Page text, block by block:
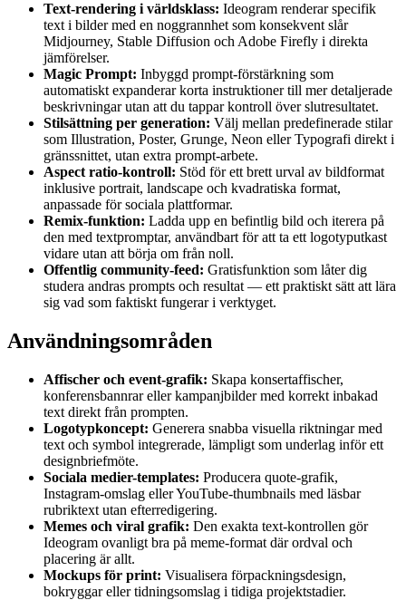
Text-rendering i världsklass: Ideogram renderar specifik
text i bilder med en noggrannhet som konsekvent slår
Midjourney, Stable Diffusion och Adobe Firefly i direkta
jämförelser.
Magic Prompt: Inbyggd prompt-förstärkning som
automatiskt expanderar korta instruktioner till mer detaljerade
beskrivningar utan att du tappar kontroll över slutresultatet.
Stilsättning per generation: Välj mellan predefinerade stilar
som Illustration, Poster, Grunge, Neon eller Typografi direkt i
gränssnittet, utan extra prompt-arbete.
Aspect ratio-kontroll: Stöd för ett brett urval av bildformat
inklusive portrait, landscape och kvadratiska format,
anpassade för sociala plattformar.
Remix-funktion: Ladda upp en befintlig bild och iterera på
den med textpromptar, användbart för att ta ett logotyputkast
vidare utan att börja om från noll.
Offentlig community-feed: Gratisfunktion som låter dig
studera andras prompts och resultat — ett praktiskt sätt att lära
sig vad som faktiskt fungerar i verktyget.
Användningsområden
Affischer och event-grafik: Skapa konsertaffischer,
konferensbannrar eller kampanjbilder med korrekt inbakad
text direkt från prompten.
Logotypkoncept: Generera snabba visuella riktningar med
text och symbol integrerade, lämpligt som underlag inför ett
designbriefmöte.
Sociala medier-templates: Producera quote-grafik,
Instagram-omslag eller YouTube-thumbnails med läsbar
rubriktext utan efterredigering.
Memes och viral grafik: Den exakta text-kontrollen gör
Ideogram ovanligt bra på meme-format där ordval och
placering är allt.
Mockups för print: Visualisera förpackningsdesign,
bokryggar eller tidningsomslag i tidiga projektstadier.